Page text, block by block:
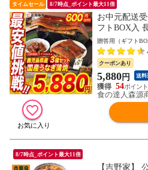
タイムセール 8/7時点_ポイント最大11倍
お中元配送
フトBOX入
合計320g 鰻
粧箱 ギフト
セール】
贈答用（ギフト
クーポンあり
5,880円 送料
54
食の達人森源
8/7時点_ポイント最大11倍
【吉野家】